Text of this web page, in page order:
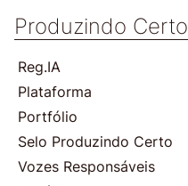
Produzindo Certo
Reg.IA
Plataforma
Portfólio
Selo Produzindo Certo
Vozes Responsáveis